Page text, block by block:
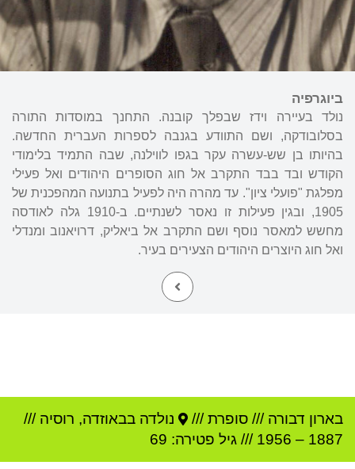
ביוגרפיה
נולד בעיירה וידז שבפלך קובנה. התחנך במוסדות התורה
בסלובודקה, ושם התוודע בגנבה לספרות העברית החדשה.
בהיותו בן שש-עשרה עקר בגפו לווילנה, שבה התמיד בלימודי
הקודש ובד בבד התקרב אל חוג הסופרים היהודים ואל פעילי
מפלגת "פועלי ציון". עד מהרה היה לפעיל בתנועה המהפכנית של
1905, ובגין פעילות זו נאסר לשנתיים. ב-1910 גלה לאודסה
מחשש למאסר נוסף ושם התקרב אל ביאליק, דרויאנוב ומנדלי
ואל חוג היוצרים היהודים הצעירים בעיר.
בארון דבורה /// סופרת /// נולדה בבאוזדה, רוסיה ///
1887
–
1956 /// גיל פטירה: 69